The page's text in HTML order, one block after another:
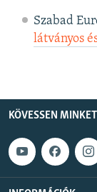
Szabad
látványos
KÖVESSEN